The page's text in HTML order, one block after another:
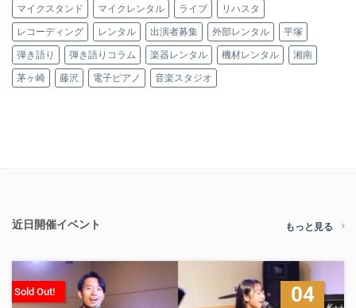
マイクスタンド マイクレンタル ライブ リハスタ
レコーディング レンタル 出演者募集 外部レンタル 平塚
弾き語り 弾き語りコラム 楽器レンタル 機材レンタル 湘南
茅ヶ崎 藤沢 電子ピアノ 音楽スタジオ
近日開催イベント もっと見る
04
Sold Out!